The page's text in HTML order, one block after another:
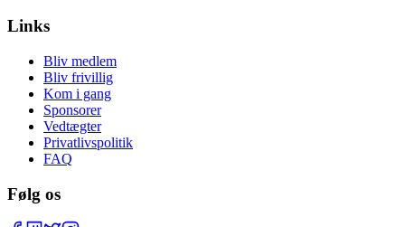
Links
Bliv medlem
Bliv frivillig
Kom i gang
Sponsorer
Vedtægter
Privatlivspolitik
FAQ
Følg os